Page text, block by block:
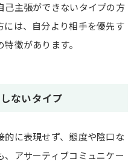
主張ができないタイプの方
には、自分より相手を優先す
徴があります。
ないタイプ
的に表現せず、態度や陰口な
アサーティブコミュニケー